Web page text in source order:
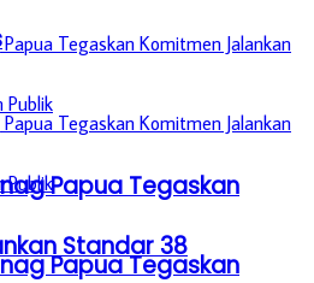
Papua Tegaskan
Standar 38
Papua Tegaskan